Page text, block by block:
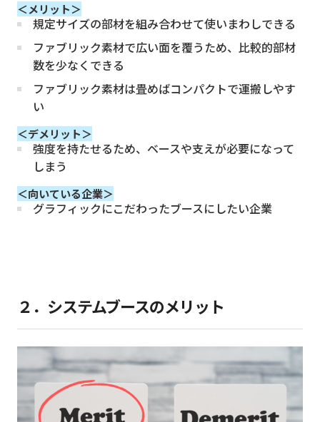
＜メリット＞
規定サイズの部材を組み合わせて使いまわしできる
ファブリック素材で広い面を覆うため、比較的部材
数を少なくできる
ファブリック素材は畳めばコンパクトで運搬しやす
い
＜デメリット＞
強度を持たせるため、ベースや支えが必要になって
しまう
＜向いている企業＞
グラフィックにこだわったブースにしたい企業
２．システムブースのメリット